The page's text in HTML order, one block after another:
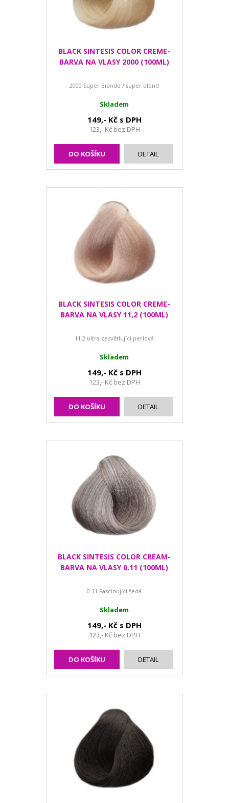
BLACK SINTESIS COLOR CREME-
BARVA NA VLASY 2000 (100ML)
2000 Super Biondo / super blond
Skladem
149,- Kč s DPH
123,- Kč bez DPH
DO KOŠÍKU DETAIL
BLACK SINTESIS COLOR CREME-
BARVA NA VLASY 11,2 (100ML)
11.2 ultra zesvětlující perlová
Skladem
149,- Kč s DPH
123,- Kč bez DPH
DO KOŠÍKU DETAIL
BLACK SINTESIS COLOR CREAM-
BARVA NA VLASY 0.11 (100ML)
0.11 Fascinující šedá
Skladem
149,- Kč s DPH
123,- Kč bez DPH
DO KOŠÍKU DETAIL